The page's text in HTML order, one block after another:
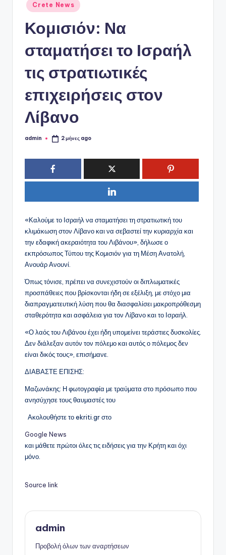
Αναρτήθηκε
σε
Crete News
Κομισιόν: Να
σταματήσει το Ισραήλ
τις στρατιωτικές
επιχειρήσεις στον
Λίβανο
Συγγραφέας:
admin 2 μήνες ago
«Καλούμε το Ισραήλ να σταματήσει τη στρατιωτική του
κλιμάκωση στον Λίβανο και να σεβαστεί την κυριαρχία και
την εδαφική ακεραιότητα του Λιβάνου», δήλωσε ο
εκπρόσωπος Τύπου της Κομισιόν για τη Μέση Ανατολή,
Ανουάρ Ανουνί.
Όπως τόνισε, πρέπει να συνεχιστούν οι διπλωματικές
προσπάθειες που βρίσκονται ήδη σε εξέλιξη, με στόχο μια
διαπραγματευτική λύση που θα διασφαλίσει μακροπρόθεσμη
σταθερότητα και ασφάλεια για τον Λίβανο και το Ισραήλ.
«Ο λαός του Λιβάνου έχει ήδη υπομείνει τεράστιες δυσκολίες.
Δεν διάλεξαν αυτόν τον πόλεμο και αυτός ο πόλεμος δεν
είναι δικός τους», επισήμανε.
ΔΙΑΒΑΣΤΕ ΕΠΙΣΗΣ:
Μαζωνάκης: Η φωτογραφία με τραύματα στο πρόσωπο που
ανησύχησε τους θαυμαστές του
Ακολουθήστε το ekriti.gr στο
Google News
και μάθετε πρώτοι όλες τις ειδήσεις για την Κρήτη και όχι
μόνο.
Source link
admin
Προβολή όλων των αναρτήσεων